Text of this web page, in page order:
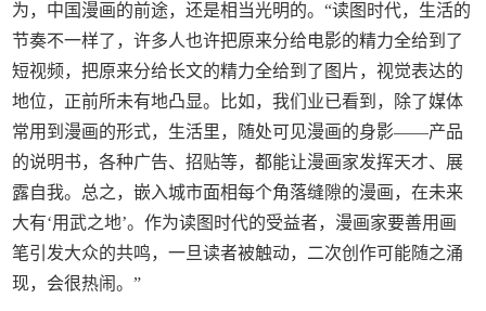
为，中国漫画的前途，还是相当光明的。“读图时代，生活的
节奏不一样了，许多人也许把原来分给电影的精力全给到了
短视频，把原来分给长文的精力全给到了图片，视觉表达的
地位，正前所未有地凸显。比如，我们业已看到，除了媒体
常用到漫画的形式，生活里，随处可见漫画的身影——产品
的说明书，各种广告、招贴等，都能让漫画家发挥天才、展
露自我。总之，嵌入城市面相每个角落缝隙的漫画，在未来
大有‘用武之地’。作为读图时代的受益者，漫画家要善用画
笔引发大众的共鸣，一旦读者被触动，二次创作可能随之涌
现，会很热闹。”